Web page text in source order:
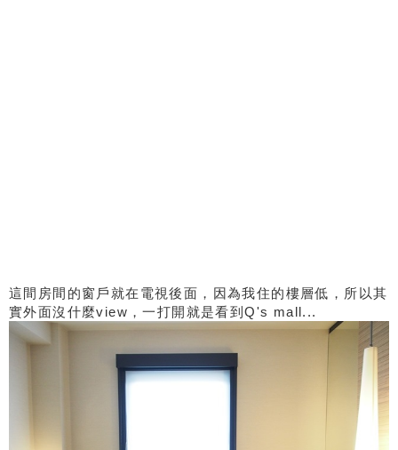
這間房間的窗戶就在電視後面，因為我住的樓層低，所以其
實外面沒什麼view，一打開就是看到Q's mall...